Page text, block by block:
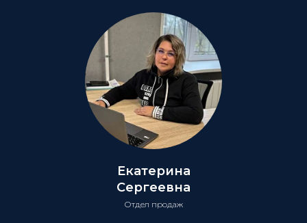
Екатерина
Сергеевна
Отдел продаж